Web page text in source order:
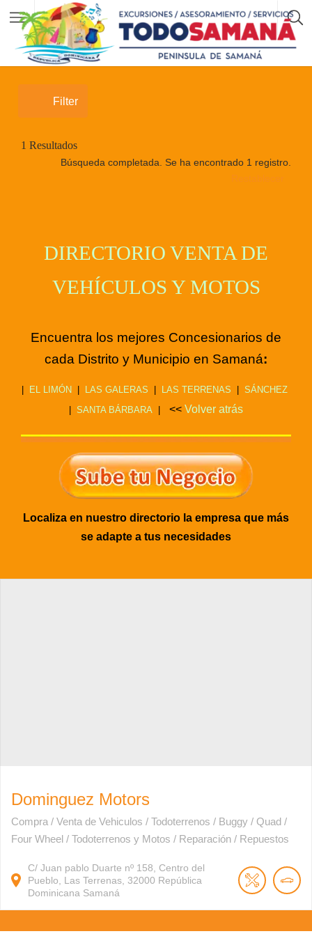
Filter
1 Resultados
Búsqueda completada. Se ha encontrado 1 registro.
Restablecer
DIRECTORIO VENTA DE
VEHÍCULOS Y MOTOS
Encuentra los mejores Concesionarios de
cada Distrito y Municipio en Samaná:
EL LIMÓN LAS GALERAS LAS TERRENAS
SÁNCHEZ
SANTA BÁRBARA << Volver atrás
Localiza en nuestro directorio la empresa que más
se adapte a tus necesidades
Dominguez Motors
Compra / Venta de Vehiculos / Todoterrenos / Buggy / Quad /
Four Wheel / Todoterrenos y Motos / Reparación / Repuestos
C/ Juan pablo Duarte nº 158, Centro del
Pueblo, Las Terrenas, 32000 República
Dominicana Samaná